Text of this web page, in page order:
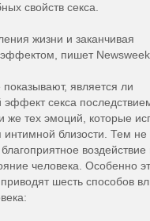
свойств секса.
жизни и заканчивая
пишет Newsweek.
является ли
эффект секса
же тех эмоций, которые
интимной близости. Тем
воздействие
человека. Особенно
шесть способов